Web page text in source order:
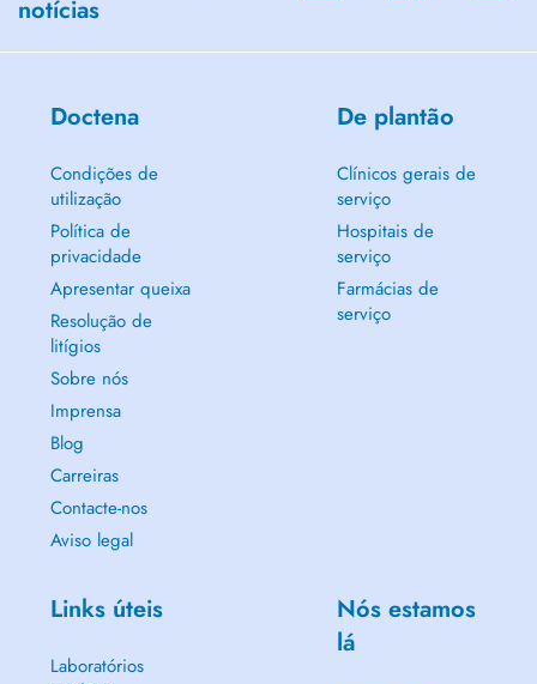
notícias
Doctena
Condições de
utilização
Política de
privacidade
Apresentar queixa
Resolução de
litígios
Sobre nós
Imprensa
Blog
Carreiras
Contacte-nos
Aviso legal
De plantão
Clínicos gerais de
serviço
Hospitais de
serviço
Farmácias de
serviço
Links úteis
Laboratórios
Nós estamos
lá